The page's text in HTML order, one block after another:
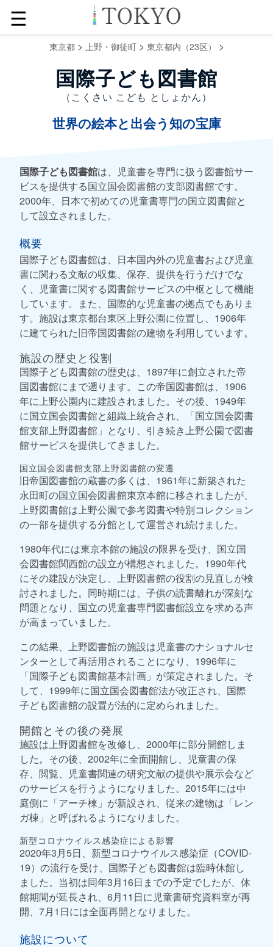
☰
東京都> 上野・御徒町> 東京都内（23区） >
国際子ども図書館
（こくさい こども としょかん）
世界の絵本と出会う知の宝庫
国際子ども図書館は、児童書を専門に扱う図書館サー
ビスを提供する国立国会図書館の支部図書館です。
2000年、日本で初めての児童書専門の国立図書館と
して設立されました。
概要
国際子ども図書館は、日本国内外の児童書および児童
書に関わる文献の収集、保存、提供を行うだけでな
く、児童書に関する図書館サービスの中枢として機能
しています。また、国際的な児童書の拠点でもありま
す。施設は東京都台東区上野公園に位置し、1906年
に建てられた旧帝国図書館の建物を利用しています。
施設の歴史と役割
国際子ども図書館の歴史は、1897年に創立された帝
国図書館にまで遡ります。この帝国図書館は、1906
年に上野公園内に建設されました。その後、1949年
に国立国会図書館と組織上統合され、「国立国会図書
館支部上野図書館」となり、引き続き上野公園で図書
館サービスを提供してきました。
国立国会図書館支部上野図書館の変遷
旧帝国図書館の蔵書の多くは、1961年に新築された
永田町の国立国会図書館東京本館に移されましたが、
上野図書館は上野公園で参考図書や特別コレクション
の一部を提供する分館として運営され続けました。
1980年代には東京本館の施設の限界を受け、国立国
会図書館関西館の設立が構想されました。1990年代
にその建設が決定し、上野図書館の役割の見直しが検
討されました。同時期には、子供の読書離れが深刻な
問題となり、国立の児童書専門図書館設立を求める声
が高まっていました。
この結果、上野図書館の施設は児童書のナショナルセ
ンターとして再活用されることになり、1996年に
「国際子ども図書館基本計画」が策定されました。そ
して、1999年に国立国会図書館法が改正され、国際
子ども図書館の設置が法的に定められました。
開館とその後の発展
施設は上野図書館を改修し、2000年に部分開館しま
した。その後、2002年に全面開館し、児童書の保
存、閲覧、児童書関連の研究文献の提供や展示会など
のサービスを行うようになりました。2015年には中
庭側に「アーチ棟」が新設され、従来の建物は「レン
ガ棟」と呼ばれるようになりました。
新型コロナウイルス感染症による影響
2020年3月5日、新型コロナウイルス感染症（COVID-
19）の流行を受け、国際子ども図書館は臨時休館し
ました。当初は同年3月16日までの予定でしたが、休
館期間が延長され、6月11日に児童書研究資料室が再
開、7月1日には全面再開となりました。
施設について